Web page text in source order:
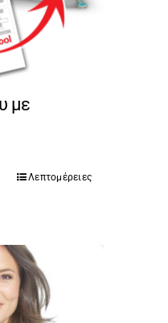
με
Λεπτομέρειες